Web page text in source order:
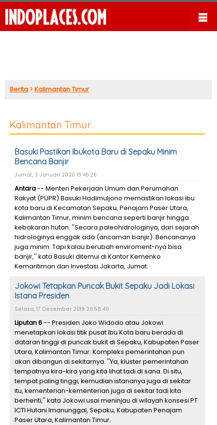
Berita >Kalimantan Timur
Kalimantan Timur
Basuki Pastikan Ibukota Baru di Sepaku Minim
Bencana Banjir
Jumat, 3 Januari 2020 15:45:26
Antara-- Menteri Pekerjaan Umum dan Perumahan
Rakyat (PUPR) Basuki Hadimuljono memastikan lokasi ibu
kota baru di Kecamatan Sepaku, Penajam Paser Utara,
Kalimantan Timur, minim bencana seperti banjir hingga
kebakaran hutan. ''Secara paleohidrologinya, dari sejarah
hidrologinya enggak ada (ancaman banjir). Bencananya
juga minim. Tapi kalau berubah enviroment-nya bisa
banjir,'' kata Basuki ditemui di Kantor Kemenko
Kemaritiman dan Investasi Jakarta, Jumat.
Jokowi Tetapkan Puncak Bukit Sepaku Jadi Lokasi
Istana Presiden
Selasa, 17 Desember 2019 20:58:40
Liputan 6-- Presiden Joko Widodo atau Jokowi
menetapkan lokasi titik pusat Ibu Kota baru berada di
dataran tinggi di puncak bukit di Sepaku, Kabupaten Paser
Utara, Kalimantan Timur. Kompleks pemerintahan pun
akan dibangun di sekitarnya. ''Ya, kluster pemerintahan
tempatnya kira-kira yang kita lihat tadi di sana. Di situ,
tempat paling tinggi, kemudian istananya juga di sekitar
itu, kementerian-kementerian juga di sekitar tadi kita
berhenti,'' kata Jokowi usai meninjau di wilayah konsesi PT
ICTI Hutani Imanunggal, Sepaku, Kabupaten Penajam
Paser Utara, Kalimantan Timur.